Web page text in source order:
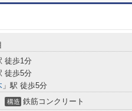
徒歩1分
徒歩5分
」駅 徒歩5分
構造 鉄筋コンクリート